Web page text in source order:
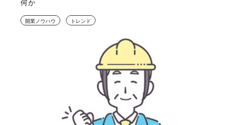
何か
開業ノウハウ トレンド